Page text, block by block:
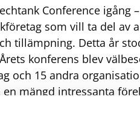
Conference igång
som vill ta del av
tillämpning. Detta år
konferens blev
och 15 andra
mängd intressanta
Nederländerna
AutoForm,